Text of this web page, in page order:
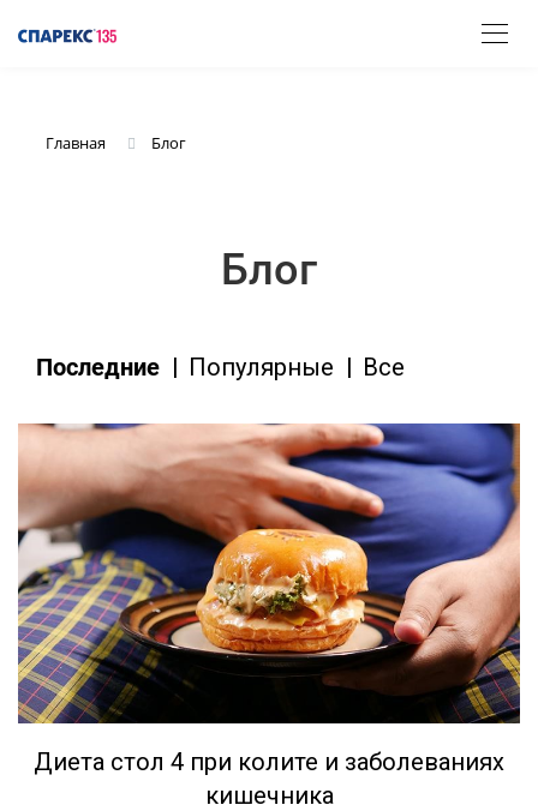
Главная Блог
Блог
Последние | Популярные | Все
Диета стол 4 при колите и заболеваниях
кишечника